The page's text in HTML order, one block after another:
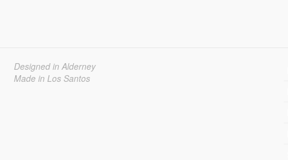
Designed in Alderney
Made in Los Santos